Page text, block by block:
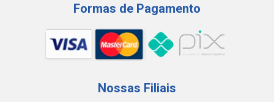
Formas de Pagamento
Nossas Filiais